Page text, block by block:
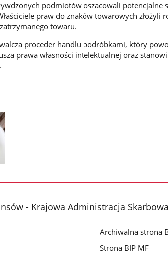
podmiotów oszacowali potencjalne
praw do znaków towarowych złożyli
towaru.
proceder handlu podróbkami, który
prawa własności intelektualnej oraz
- Krajowa Administracja Skarbowa
Archiwalna strona
Strona BIP MF